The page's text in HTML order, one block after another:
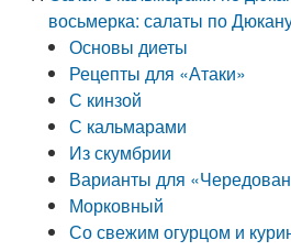
восьмерка: салаты по
Основы диеты
Рецепты для «Атаки»
С кинзой
С кальмарами
Из скумбрии
Варианты для
Морковный
Со свежим огурцом и